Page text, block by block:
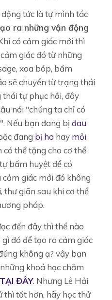
tức là tự mình tác
ra những vận động
có cảm giác mới thì
giác đó từ những
xoa bóp, bấm
sẽ chuyển từ trạng thái
tự phục hồi, đây
nói "chúng ta chỉ có
Nếu bạn đang bị đau
đang bị ho hay mỏi
có thể tặng cho cơ thể
bấm huyệt để có
giác mới đó không
thư giãn sau khi cơ thể
pháp.
đến đây thì thể nào
đó để tạo ra cảm giác
không ạ? vậy bạn
khoá học chăm
TẠI ĐÂY. Nhưng Lê Hải
thì tốt hơn, hãy học thử